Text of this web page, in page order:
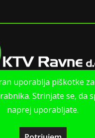
uporablja piškotke
Strinjate se, da
naprej uporabljate.